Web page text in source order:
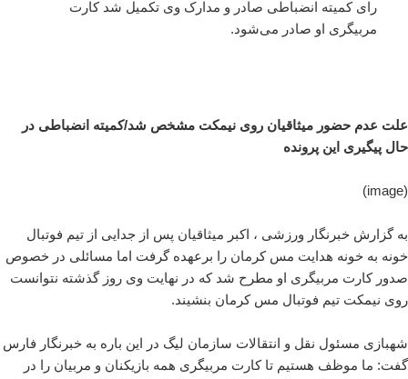
رای کمیته انضباطی صادر و مدارک وی تکمیل شد کارت
مربیگری او صادر می‌شود.
علت عدم حضور میثاقیان روی نیمکت مشخص شد/کمیته انضباطی در
حال پیگیری این پرونده
(image)
به گزارش خبرنگار ورزشی ، اکبر میثاقیان پس از جدایی از تیم فوتبال
خونه به خونه هدایت مس کرمان را برعهده گرفت اما مسائلی در خصوص
صدور کارت مربیگری او مطرح شد که در نهایت وی روز گذشته نتوانست
روی نیمکت تیم فوتبال مس کرمان بنشیند.
شهبازی مسئول نقل و انتقالات سازمان لیگ در این باره به خبرنگار فارس
گفت: ما موظف هستیم تا کارت مربیگری همه بازیکنان و مربیان را در